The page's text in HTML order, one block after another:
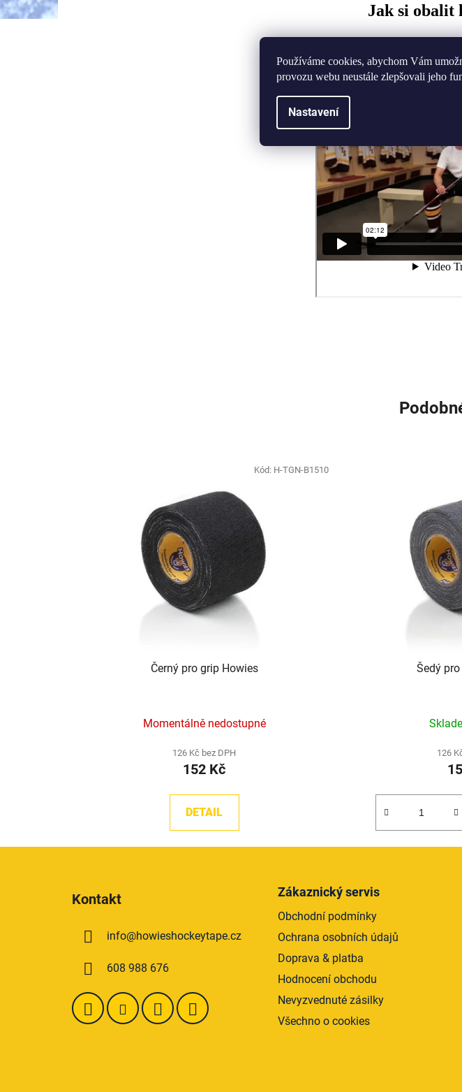
Používáme cookies, abychom Vám
provozu webu neustále zlepšovali jeho
Nastavení
Jak si obalit
Černý pro grip Howies
Momentálně nedostupné
126 Kč bez DPH
152 Kč
DETAIL
Kód: H-TGN-B1510
Šedý
126
Kontakt
info@howieshockeytape.cz
608 988 676
Zákaznický servis
Obchodní podmínky
Ochrana osobních údajů
Doprava & platba
Hodnocení obchodu
Nevyzvednuté zásilky
Všechno o cookies